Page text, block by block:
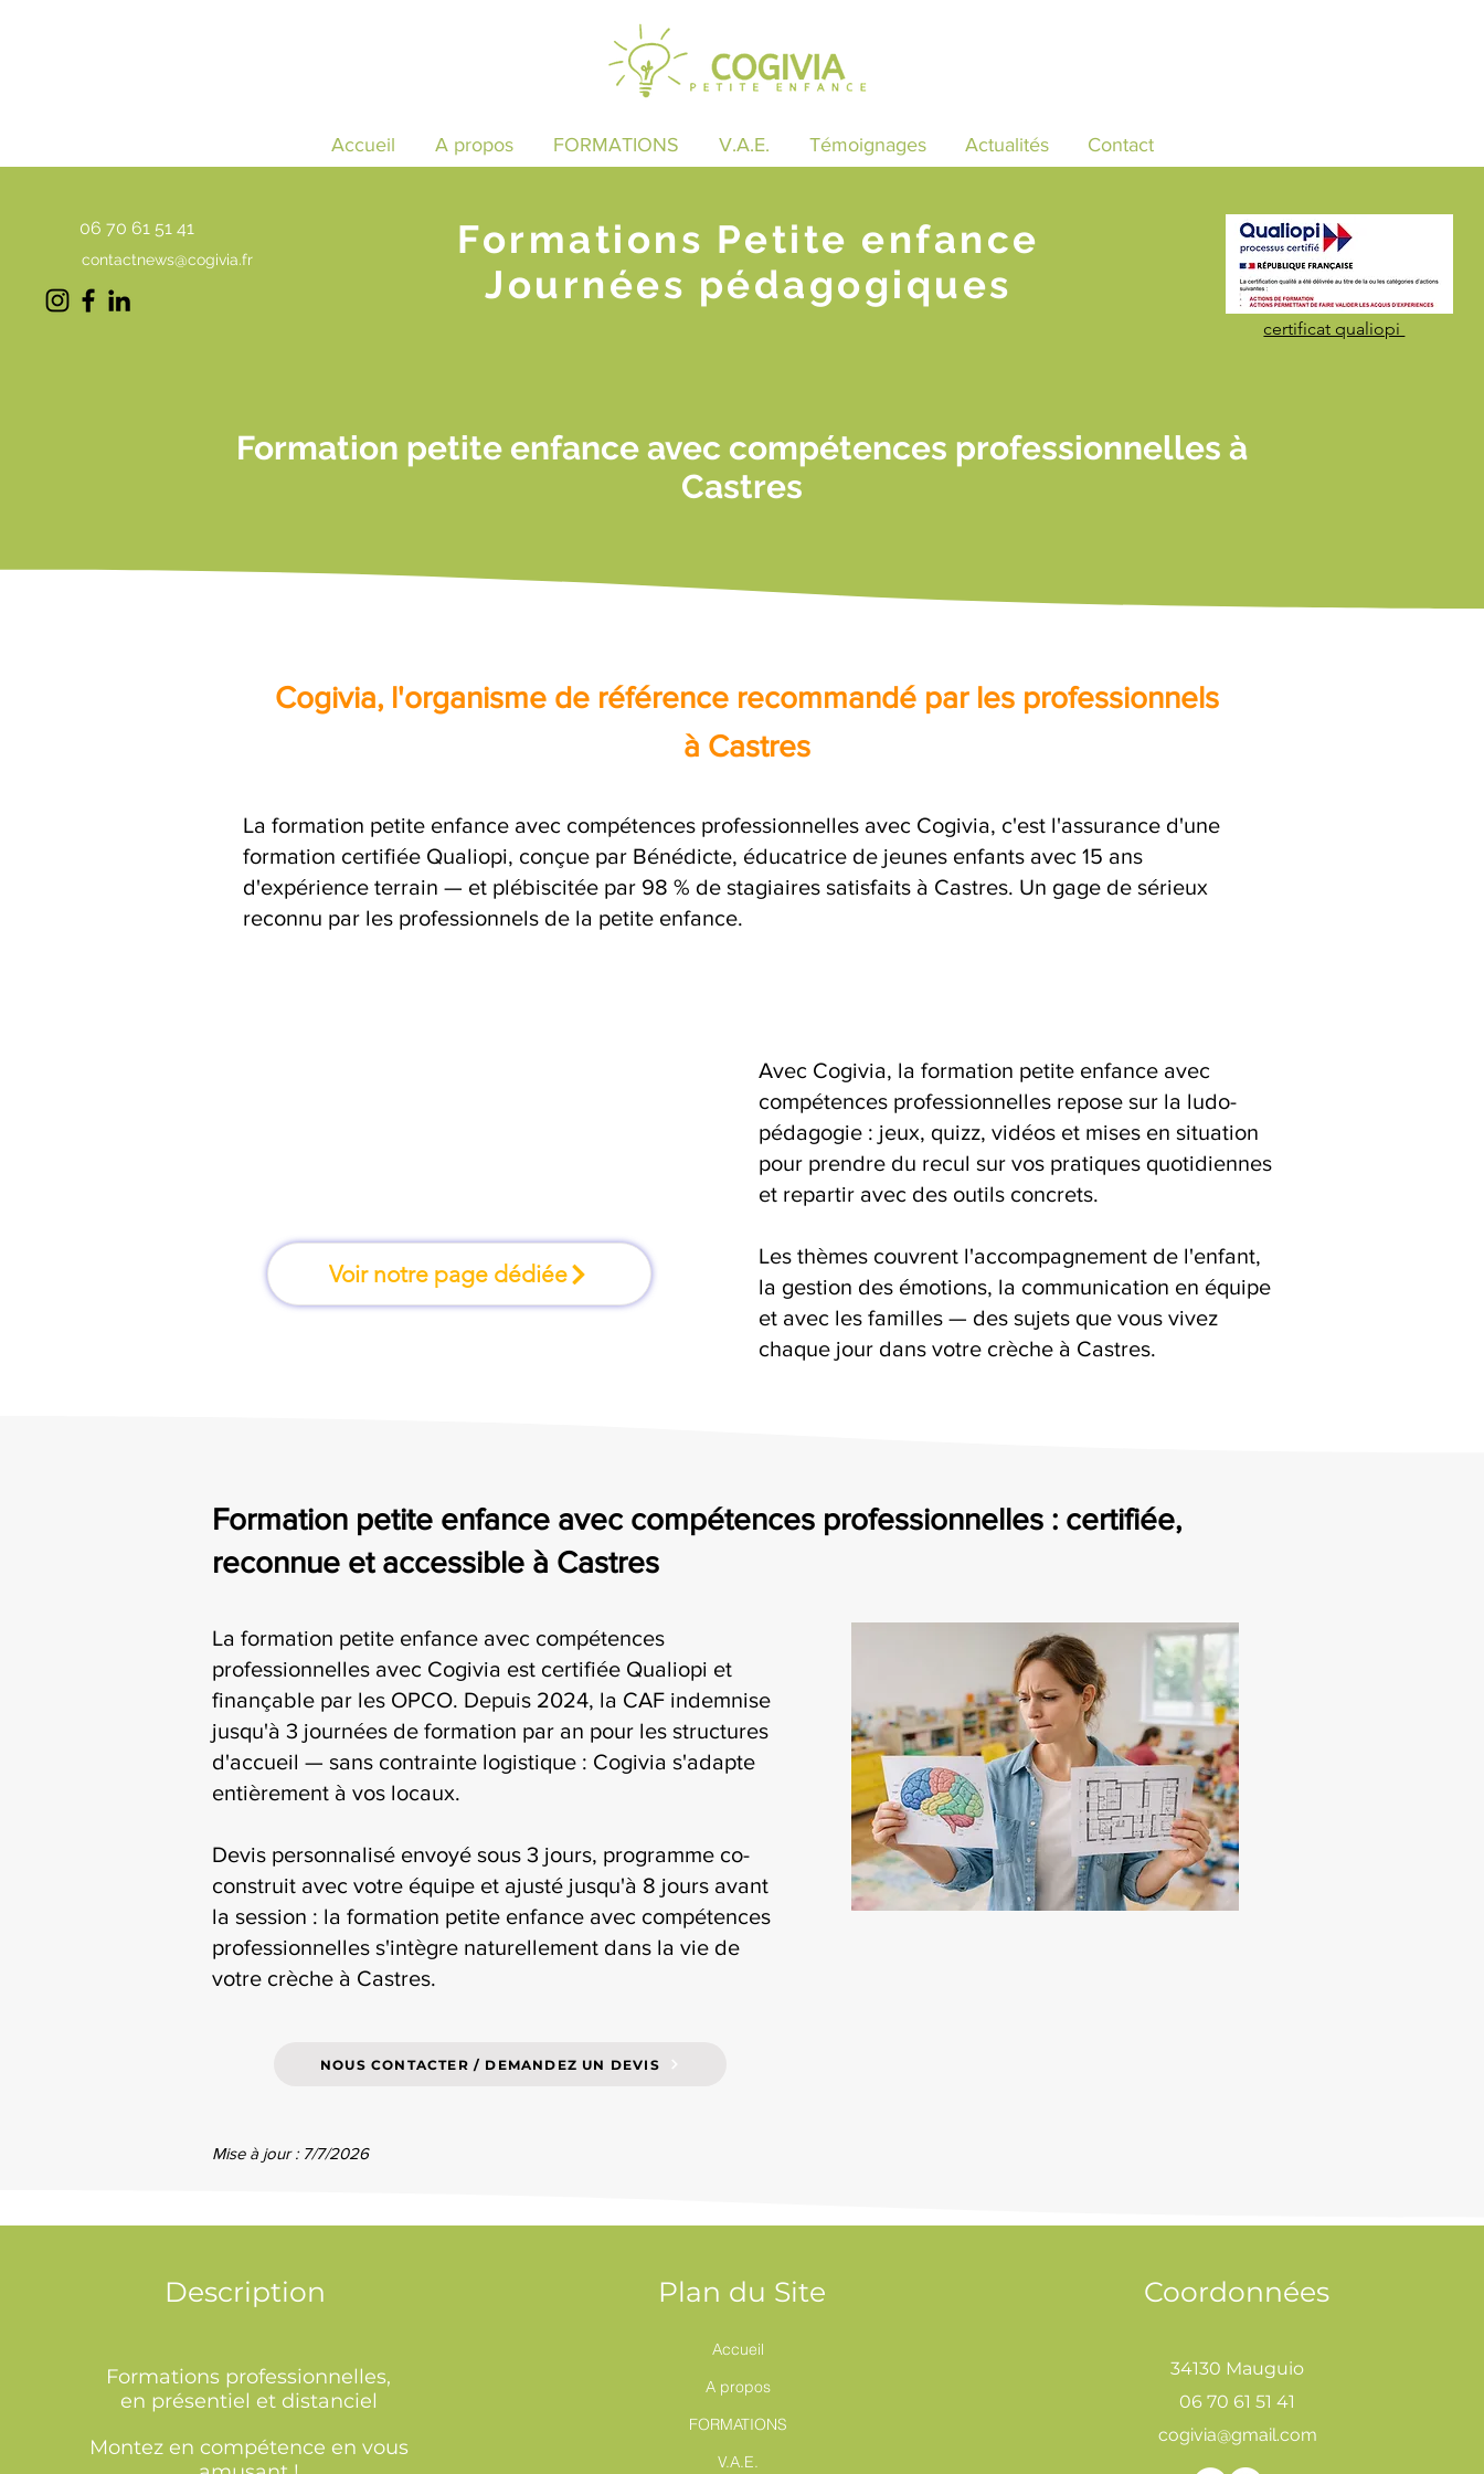
Accueil A propos FORMATIONS V.A.E. Témoignages Actualités Contact
06 70 61 51 41
contactnews@cogivia.fr
Formations Petite enfance
Journées pédagogiques
certificat qualiopi
Formation petite enfance avec compétences professionnelles à
Castres
Cogivia, l'organisme de référence recommandé par les professionnels
à Castres
La formation petite enfance avec compétences professionnelles avec Cogivia, c'est l'assurance d'une
formation certifiée Qualiopi, conçue par Bénédicte, éducatrice de jeunes enfants avec 15 ans
d'expérience terrain — et plébiscitée par 98 % de stagiaires satisfaits à Castres. Un gage de sérieux
reconnu par les professionnels de la petite enfance.
Voir notre page dédiée
Avec Cogivia, la formation petite enfance avec
compétences professionnelles repose sur la ludo-
pédagogie : jeux, quizz, vidéos et mises en situation
pour prendre du recul sur vos pratiques quotidiennes
et repartir avec des outils concrets.
Les thèmes couvrent l'accompagnement de l'enfant,
la gestion des émotions, la communication en équipe
et avec les familles — des sujets que vous vivez
chaque jour dans votre crèche à Castres.
Formation petite enfance avec compétences professionnelles : certifiée,
reconnue et accessible à Castres
La formation petite enfance avec compétences
professionnelles avec Cogivia est certifiée Qualiopi et
finançable par les OPCO. Depuis 2024, la CAF indemnise
jusqu'à 3 journées de formation par an pour les structures
d'accueil — sans contrainte logistique : Cogivia s'adapte
entièrement à vos locaux.
Devis personnalisé envoyé sous 3 jours, programme co-
construit avec votre équipe et ajusté jusqu'à 8 jours avant
la session : la formation petite enfance avec compétences
professionnelles s'intègre naturellement dans la vie de
votre crèche à Castres.
NOUS CONTACTER / DEMANDEZ UN DEVIS
Mise à jour : 7/7/2026
Description
Formations professionnelles,
en présentiel et distanciel
Montez en compétence en vous
Plan du Site
Accueil
A propos
FORMATIONS
V.A.E.
Coordonnées
34130 Mauguio
06 70 61 51 41
cogivia@gmail.com